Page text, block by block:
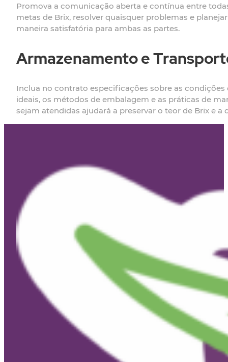
Promova a comunicação aberta e contínua entre
metas de Brix, resolver quaisquer problemas e
maneira satisfatória para ambas as partes.
Armazenamento e
Inclua no contrato especificações sobre as
ideais, os métodos de embalagem e as práticas de
sejam atendidas ajudará a preservar o teor de Brix e a